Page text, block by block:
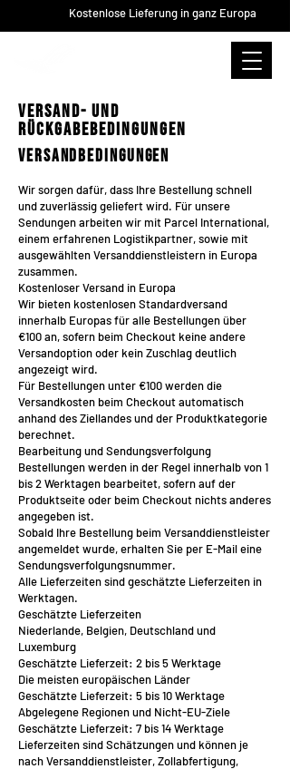
Kostenlose Lieferung in ganz Europa
Versand- und
Rückgabebedingungen
Versandbedingungen
Wir sorgen dafür, dass Ihre Bestellung schnell
und zuverlässig geliefert wird. Für unsere
Sendungen arbeiten wir mit Parcel International,
einem erfahrenen Logistikpartner, sowie mit
ausgewählten Versanddienstleistern in Europa
zusammen.
Kostenloser Versand in Europa
Wir bieten kostenlosen Standardversand
innerhalb Europas für alle Bestellungen über
€100 an, sofern beim Checkout keine andere
Versandoption oder kein Zuschlag deutlich
angezeigt wird.
Für Bestellungen unter €100 werden die
Versandkosten beim Checkout automatisch
anhand des Ziellandes und der Produktkategorie
berechnet.
Bearbeitung und Sendungsverfolgung
Bestellungen werden in der Regel innerhalb von 1
bis 2 Werktagen bearbeitet, sofern auf der
Produktseite oder beim Checkout nichts anderes
angegeben ist.
Sobald Ihre Bestellung beim Versanddienstleister
angemeldet wurde, erhalten Sie per E-Mail eine
Sendungsverfolgungsnummer.
Alle Lieferzeiten sind geschätzte Lieferzeiten in
Werktagen.
Geschätzte Lieferzeiten
Niederlande, Belgien, Deutschland und
Luxemburg
Geschätzte Lieferzeit: 2 bis 5 Werktage
Die meisten europäischen Länder
Geschätzte Lieferzeit: 5 bis 10 Werktage
Abgelegene Regionen und Nicht-EU-Ziele
Geschätzte Lieferzeit: 7 bis 14 Werktage
Lieferzeiten sind Schätzungen und können je
nach Versanddienstleister, Zollabfertigung,